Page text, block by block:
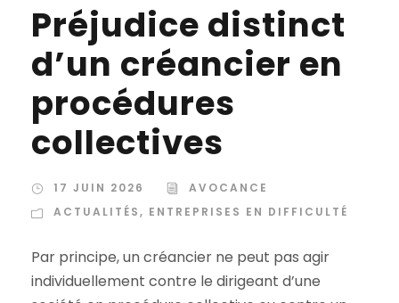
Préjudice distinct
d’un créancier en
procédures
collectives
17 JUIN 2026
AVOCANCE
ACTUALITÉS, ENTREPRISES EN DIFFICULTÉ
Par principe, un créancier ne peut pas agir
individuellement contre le dirigeant d’une